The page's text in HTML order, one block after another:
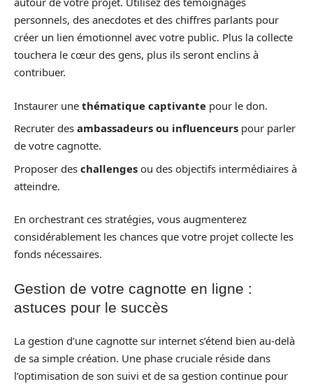
personnels, des anecdotes et des chiffres parlants pour
créer un lien émotionnel avec votre public. Plus la collecte
touchera le cœur des gens, plus ils seront enclins à
contribuer.
Instaurer une thématique captivante pour le don.
Recruter des ambassadeurs ou influenceurs pour parler
de votre cagnotte.
Proposer des challenges ou des objectifs intermédiaires à
atteindre.
En orchestrant ces stratégies, vous augmenterez
considérablement les chances que votre projet collecte les
fonds nécessaires.
Gestion de votre cagnotte en ligne :
astuces pour le succès
La gestion d’une cagnotte sur internet s’étend bien au-delà
de sa simple création. Une phase cruciale réside dans
l’optimisation de son suivi et de sa gestion continue pour